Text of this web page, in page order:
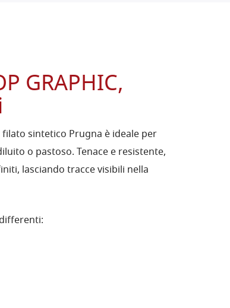
GRAPHIC,
sintetico Prugna è ideale per
o pastoso. Tenace e resistente,
lasciando tracce visibili nella